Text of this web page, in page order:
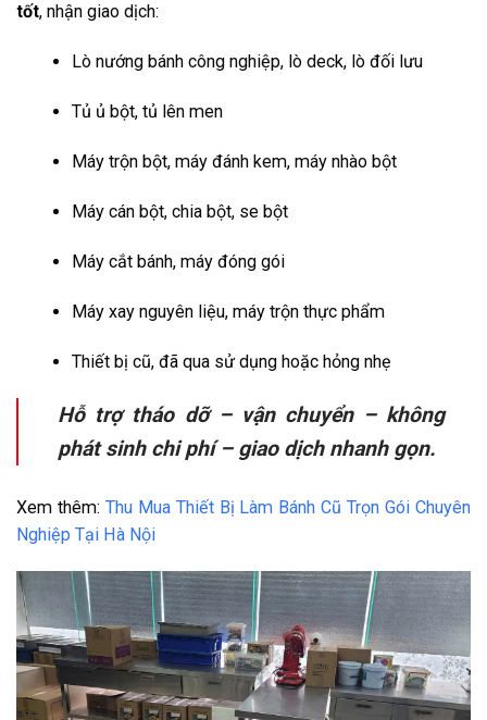
tốt, nhận giao dịch:
Lò nướng bánh công nghiệp, lò deck, lò đối lưu
Tủ ủ bột, tủ lên men
Máy trộn bột, máy đánh kem, máy nhào bột
Máy cán bột, chia bột, se bột
Máy cắt bánh, máy đóng gói
Máy xay nguyên liệu, máy trộn thực phẩm
Thiết bị cũ, đã qua sử dụng hoặc hỏng nhẹ
Hỗ trợ tháo dỡ – vận chuyển – không
phát sinh chi phí – giao dịch nhanh gọn.
Xem thêm: Thu Mua Thiết Bị Làm Bánh Cũ Trọn Gói Chuyên
Nghiệp Tại Hà Nội